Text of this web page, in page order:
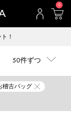
0
！
50件ずつ
稽古バッグ